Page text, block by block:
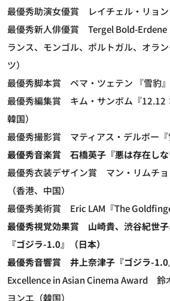
最優秀助演女優賞 レイチェル・リョン
最優秀新人俳優賞 Tergel Bold-Erdene
ランス、モンゴル、ポルトガル、オラ
ツ）
最優秀脚本賞 ペマ・ツェテン 『雪豹』
最優秀編集賞 キム・サンボム『12.12
韓国）
最優秀撮影賞 マティアス・デルボー『
最優秀音楽賞 石橋英子『悪は存在しな
最優秀衣装デザイン賞 マン・リムチョ
（香港、中国）
最優秀美術賞 Eric LAM『The
最優秀視覚効果賞 山崎貴、渋谷紀世
『ゴジラ-1.0』（日本）
最優秀音響賞
井上奈津子『ゴジラ-1.0
Excellence in Asian Cinema Award 鈴
ヨンエ（韓国）